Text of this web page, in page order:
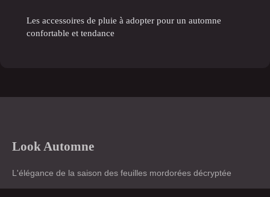
Les accessoires de pluie à adopter pour un automne
confortable et tendance
Look Automne
L'élégance de la saison des feuilles mordorées décryptée